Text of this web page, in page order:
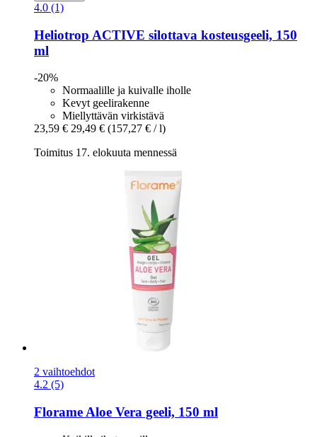
4.0 (1)
Heliotrop ACTIVE silottava kosteusgeeli, 150
ml
-20%
Normaalille ja kuivalle iholle
Kevyt geelirakenne
Miellyttävän virkistävä
23,59 € 29,49 € (157,27 € / l)
Toimitus 17. elokuuta mennessä
2 vaihtoehdot
4.2 (5)
Florame Aloe Vera geeli, 150 ml